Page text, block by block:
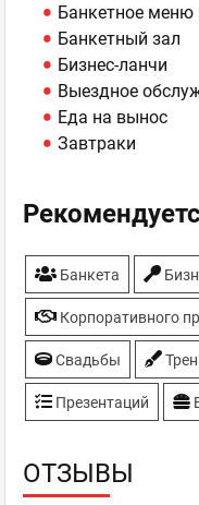
Банкетное меню
Банкетный зал
Бизнес-ланчи
Выездное
Еда на вынос
Завтраки
Банкета
Корпоративного
Свадьбы
Презентаций
ОТЗЫВЫ